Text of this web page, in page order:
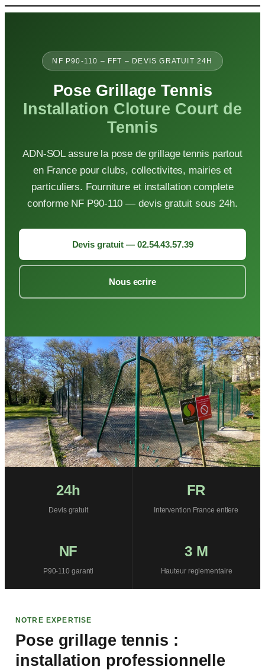
Aller
NF P90-110 – FFT – DEVIS GRATUIT 24H
Pose Grillage Tennis
Installation Cloture Court de
Tennis
ADN-SOL assure la pose de grillage tennis partout
en France pour clubs, collectivites, mairies et
particuliers. Fourniture et installation complete
conforme NF P90-110 — devis gratuit sous 24h.
Devis gratuit — 02.54.43.57.39
Nous ecrire
24h
Devis gratuit
FR
Intervention France entiere
NF
P90-110 garanti
3 M
Hauteur reglementaire
NOTRE EXPERTISE
Pose grillage tennis :
installation professionnelle